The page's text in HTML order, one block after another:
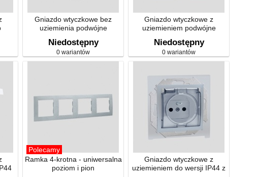
Gniazdo wtyczkowe bez
uziemienia podwójne
Niedostępny
0 wariantów
Gniazdo wtyczkowe z
uziemieniem podwójne
Niedostępny
0 wariantów
Polecamy
Ramka 4-krotna - uniwersalna
poziom i pion
Gniazdo wtyczkowe z
uziemieniem do wersji IP44 z